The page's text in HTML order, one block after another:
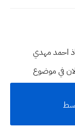
احمد مهدي
في موضوع